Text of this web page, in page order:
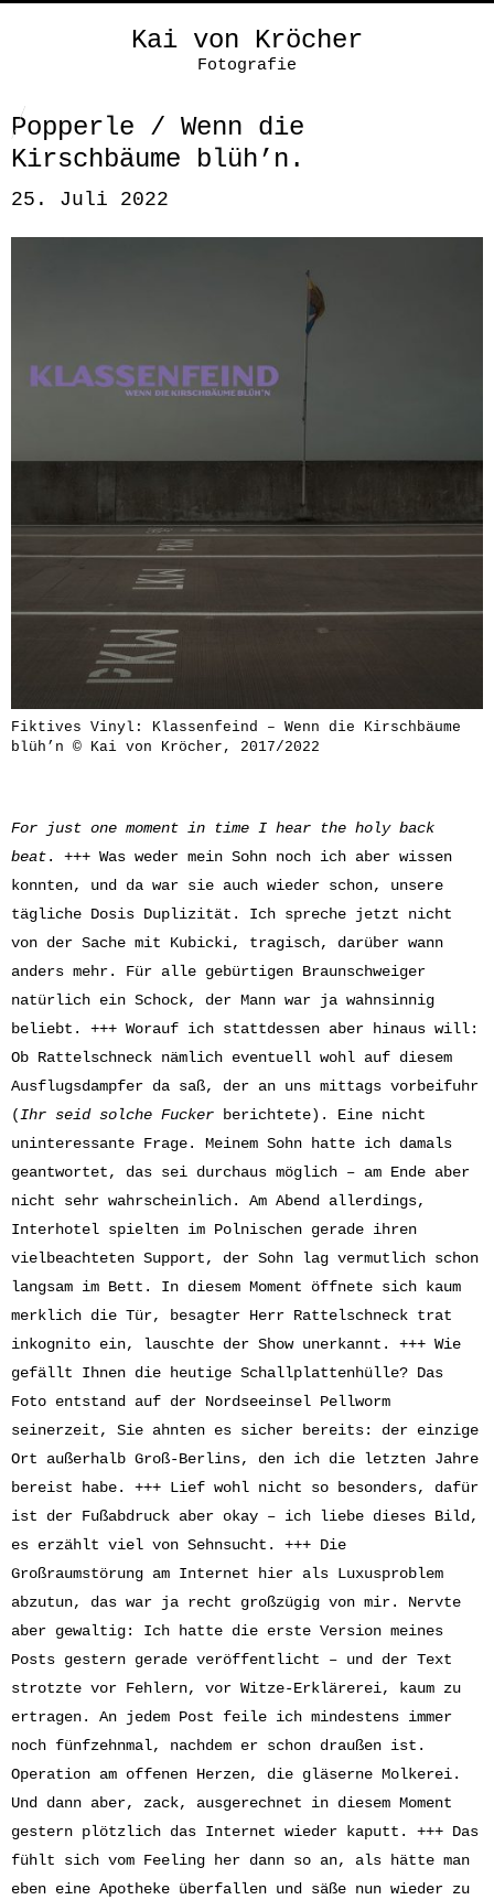
Kai von Kröcher
Fotografie
Popperle / Wenn die
Kirschbäume blüh’n.
25. Juli 2022
Fiktives Vinyl: Klassenfeind – Wenn die Kirschbäume
blüh’n © Kai von Kröcher, 2017/2022
For just one moment in time I hear the holy back
beat. +++ Was weder mein Sohn noch ich aber wissen
konnten, und da war sie auch wieder schon, unsere
tägliche Dosis Duplizität. Ich spreche jetzt nicht
von der Sache mit Kubicki, tragisch, darüber wann
anders mehr. Für alle gebürtigen Braunschweiger
natürlich ein Schock, der Mann war ja wahnsinnig
beliebt. +++ Worauf ich stattdessen aber hinaus will:
Ob Rattelschneck nämlich eventuell wohl auf diesem
Ausflugsdampfer da saß, der an uns mittags vorbeifuhr
(Ihr seid solche Fucker berichtete). Eine nicht
uninteressante Frage. Meinem Sohn hatte ich damals
geantwortet, das sei durchaus möglich – am Ende aber
nicht sehr wahrscheinlich. Am Abend allerdings,
Interhotel spielten im Polnischen gerade ihren
vielbeachteten Support, der Sohn lag vermutlich schon
langsam im Bett. In diesem Moment öffnete sich kaum
merklich die Tür, besagter Herr Rattelschneck trat
inkognito ein, lauschte der Show unerkannt. +++ Wie
gefällt Ihnen die heutige Schallplattenhülle? Das
Foto entstand auf der Nordseeinsel Pellworm
seinerzeit, Sie ahnten es sicher bereits: der einzige
Ort außerhalb Groß-Berlins, den ich die letzten Jahre
bereist habe. +++ Lief wohl nicht so besonders, dafür
ist der Fußabdruck aber okay – ich liebe dieses Bild,
es erzählt viel von Sehnsucht. +++ Die
Großraumstörung am Internet hier als Luxusproblem
abzutun, das war ja recht großzügig von mir. Nervte
aber gewaltig: Ich hatte die erste Version meines
Posts gestern gerade veröffentlicht – und der Text
strotzte vor Fehlern, vor Witze-Erklärerei, kaum zu
ertragen. An jedem Post feile ich mindestens immer
noch fünfzehnmal, nachdem er schon draußen ist.
Operation am offenen Herzen, die gläserne Molkerei.
Und dann aber, zack, ausgerechnet in diesem Moment
gestern plötzlich das Internet wieder kaputt. +++ Das
fühlt sich vom Feeling her dann so an, als hätte man
eben eine Apotheke überfallen und säße nun wieder zu